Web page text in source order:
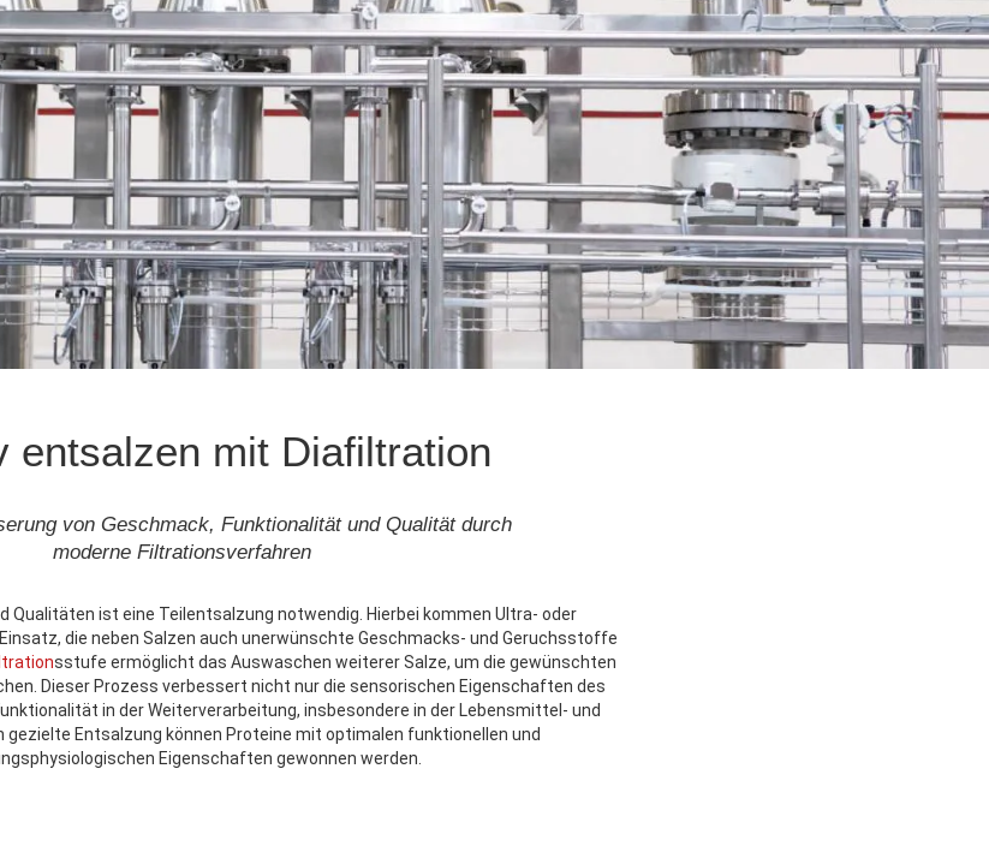
entsalzen mit Diafiltration
von Geschmack, Funktionalität und Qualität durch
moderne Filtrationsverfahren
Qualitäten ist eine Teilentsalzung notwendig. Hierbei kommen Ultra- oder
die neben Salzen auch unerwünschte Geschmacks- und Geruchsstoffe
sstufe ermöglicht das Auswaschen weiterer Salze, um die gewünschten
Dieser Prozess verbessert nicht nur die sensorischen Eigenschaften des
in der Weiterverarbeitung, insbesondere in der Lebensmittel- und
gezielte Entsalzung können Proteine mit optimalen funktionellen und
Eigenschaften gewonnen werden.